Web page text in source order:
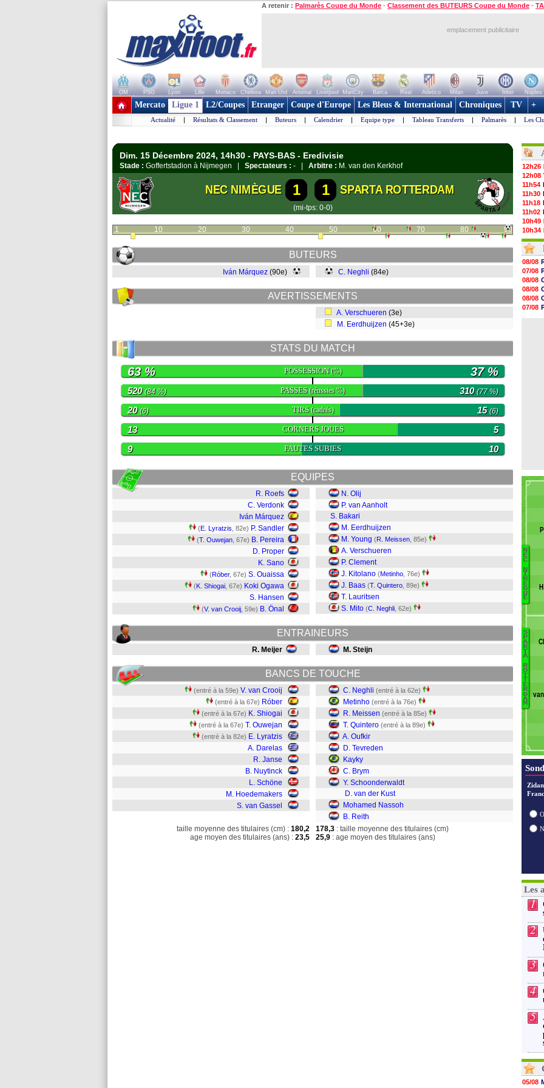
A retenir : Palmarès Coupe du Monde - Classement des BUTEURS Coupe du Monde -
emplacement publicitaire
OM PSG Lyon Lille Monaco Chelsea Man Utd Arsenal Liverpool ManCity Barca Real Atletico Milan Juve Inter Naples
+ de clubs
Mercato Ligue 1 L2/Coupes Etranger Coupe d'Europe Les Bleus & International Chroniques TV +
Actualité | Résultats & Classement | Buteurs | Calendrier | Equipe type | Tableau Transferts | Palmarès | Les
Dim. 15 Décembre 2024, 14h30 - PAYS-BAS - Eredivisie
Stade : Goffertstadion à Nijmegen | Spectateurs : - | Arbitre : M. van den Kerkhof
NEC NIMÈGUE 1 1 SPARTA ROTTERDAM
(mi-tps: 0-0)
1 10 20 30 40 50 60 70 80 90
BUTEURS
Iván Márquez (90e) C. Neghli (84e)
AVERTISSEMENTS
A. Verschueren (3e)
M. Eerdhuijzen (45+3e)
STATS DU MATCH
POSSESSION(%)
63 % 37 %
PASSES(réussies %)
520(84 %) 310(77 %)
TIRS(cadrés)
20(6) 15(6)
CORNERS JOUES
13 5
FAUTES SUBIES
9 10
EQUIPES
R. Roefs
C. Verdonk
Iván Márquez
(E. Lyratzis , 82e) P. Sandler
(T. Ouwejan , 67e) B. Pereira
D. Proper
K. Sano
(Róber, 67e) S. Ouaissa
(K. Shiogai , 67e) Koki Ogawa
S. Hansen
(V. van Crooij , 59e) B. Önal
N. Olij
P. van Aanholt
S. Bakari
M. Eerdhuijzen
M. Young (R. Meissen , 85e)
A. Verschueren
P. Clement
J. Kitolano (Metinho , 76e)
J. Baas (T. Quintero , 89e)
T. Lauritsen
S. Mito (C. Neghli , 62e)
ENTRAINEURS
R. Meijer M. Steijn
BANCS DE TOUCHE
(entré à la 59e) V. van Crooij
(entré à la 67e) Róber
(entré à la 67e) K. Shiogai
(entré à la 67e) T. Ouwejan
(entré à la 82e) E. Lyratzis
A. Darelas
R. Janse
B. Nuytinck
L. Schöne
M. Hoedemakers
S. van Gassel
C. Neghli (entré à la 62e)
Metinho (entré à la 76e)
R. Meissen (entré à la 85e)
T. Quintero (entré à la 89e)
A. Oufkir
D. Tevreden
Kayky
C. Brym
Y. Schoonderwaldt
D. van der Kust
Mohamed Nassoh
B. Reith
taille moyenne des titulaires (cm) : 180,2
age moyen des titulaires (ans) : 23,5
178,3 : taille moyenne des titulaires (cm)
25,9 : age moyen des titulaires (ans)
12h26
12h08
11h54
11h30
11h18
11h02
10h49
10h34
10h16
10h00
09h48
09h25
09h10
08h52
08/08
08/08
08/08
08/08
07/08
08/08
08/08
08/08
07/08
N
E
C
N
I
M
È
G
U
E
S
P
A
R
T
A
R
O
T
E
R
D
A
M
Les
1
2
3
4
5
05/08